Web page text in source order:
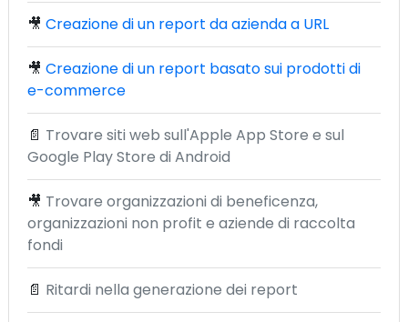
🎥 Creazione di un report da azienda a URL
🎥 Creazione di un report basato sui prodotti di
e-commerce
📄 Trovare siti web sull'Apple App Store e sul
Google Play Store di Android
🎥 Trovare organizzazioni di beneficenza,
organizzazioni non profit e aziende di raccolta
fondi
📄 Ritardi nella generazione dei report